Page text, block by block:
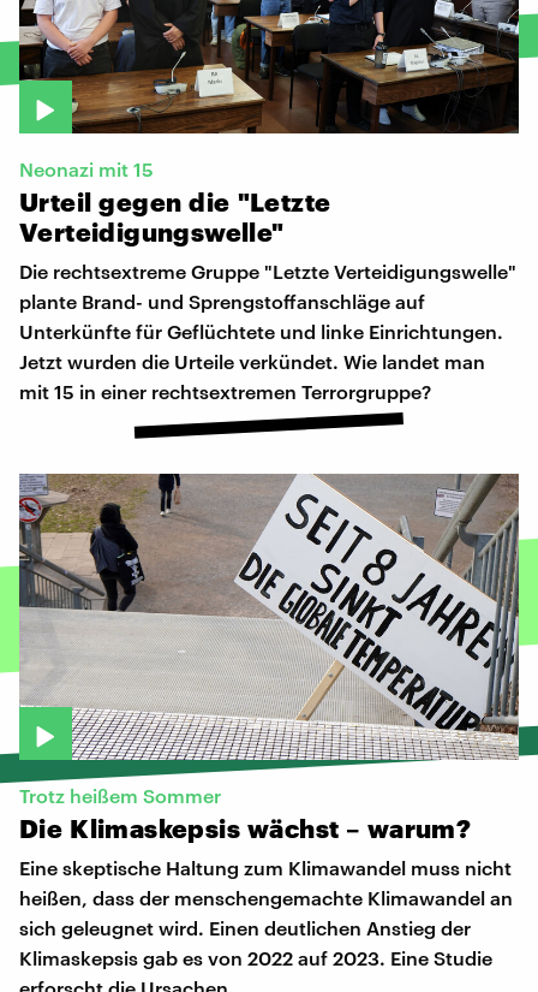
Neonazi mit 15
Urteil gegen die "Letzte
Verteidigungswelle"
Die rechtsextreme Gruppe "Letzte Verteidigungswelle"
plante Brand- und Sprengstoffanschläge auf
Unterkünfte für Geflüchtete und linke Einrichtungen.
Jetzt wurden die Urteile verkündet. Wie landet man
mit 15 in einer rechtsextremen Terrorgruppe?
Trotz heißem Sommer
Die Klimaskepsis wächst – warum?
Eine skeptische Haltung zum Klimawandel muss nicht
heißen, dass der menschengemachte Klimawandel an
sich geleugnet wird. Einen deutlichen Anstieg der
Klimaskepsis gab es von 2022 auf 2023. Eine Studie
erforscht die Ursachen.